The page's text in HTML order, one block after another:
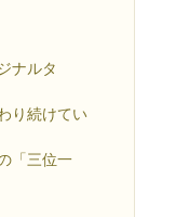
ナルタ
り続けてい
「三位一